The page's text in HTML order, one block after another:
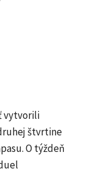
vytvorili
štvrtine
O týždeň